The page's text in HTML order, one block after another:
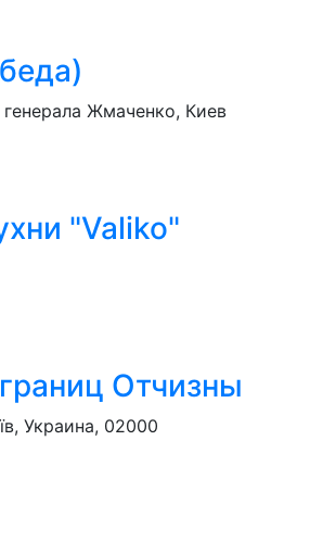
Жмаченко, Киев
"Valiko"
Отчизны
Украина, 02000